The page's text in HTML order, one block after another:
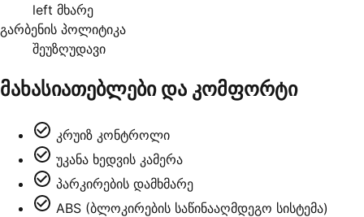
left მხარე
გარბენის პოლიტიკა
შეუზღუდავი
მახასიათებლები და კომფორტი
კრუიზ კონტროლი
უკანა ხედვის კამერა
პარკირების დამხმარე
ABS (ბლოკირების საწინააღმდეგო სისტემა)